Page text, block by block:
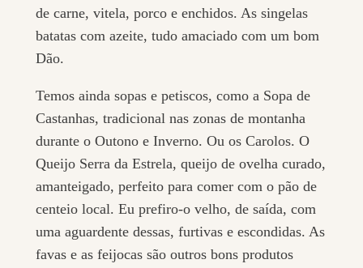
de carne, vitela, porco e enchidos. As singelas
batatas com azeite, tudo amaciado com um bom
Dão.
Temos ainda sopas e petiscos, como a Sopa de
Castanhas, tradicional nas zonas de montanha
durante o Outono e Inverno. Ou os Carolos. O
Queijo Serra da Estrela, queijo de ovelha curado,
amanteigado, perfeito para comer com o pão de
centeio local. Eu prefiro-o velho, de saída, com
uma aguardente dessas, furtivas e escondidas. As
favas e as feijocas são outros bons produtos